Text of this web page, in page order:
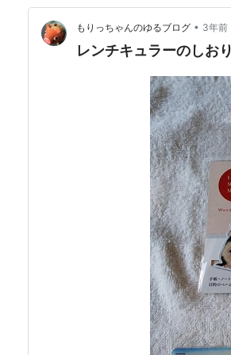
もりっちゃんのゆるブログ • 3年前
レンチキュラーのしお